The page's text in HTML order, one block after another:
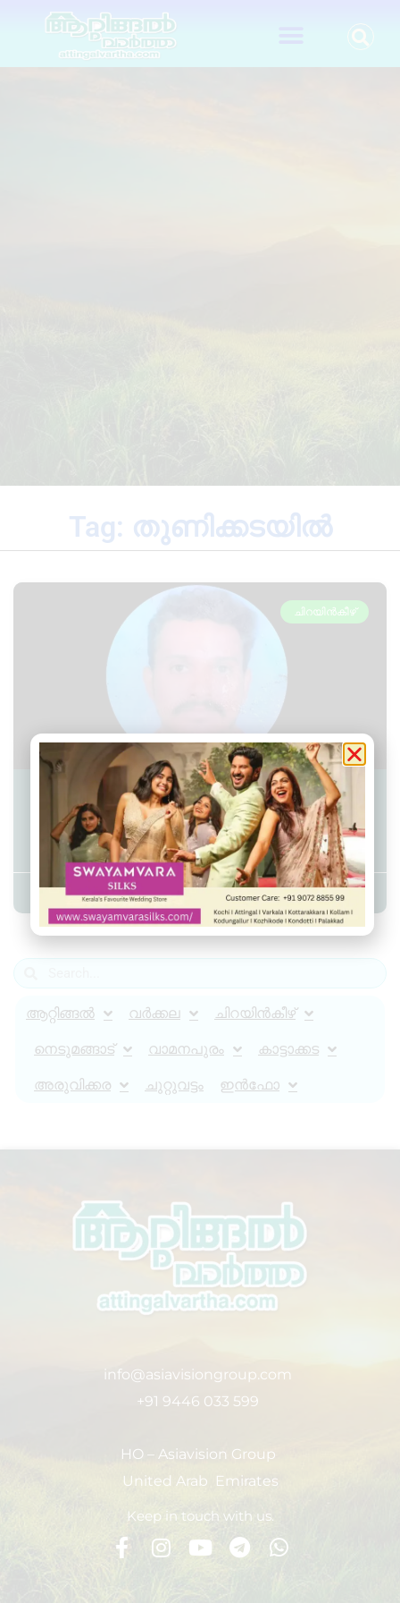
Tag: തുണിക്കടയിൽ
ചിറയിൻകീഴ്
മുതലപ്പൊഴിയിൽ കണ്ടെത്തിയ
മൃതദേഹം തിരിച്ചറിഞ്ഞു
Admin YS May 8, 2024 1:20 pm
ആറ്റിങ്ങൽ വർക്കല ചിറയിൻകീഴ്
നെടുമങ്ങാട് വാമനപുരം കാട്ടാക്കട
അരുവിക്കര ചുറ്റുവട്ടം ഇൻഫോ
info@asiavisiongroup.com
+91 9446 033 599
HO – Asiavision Group
United Arab Emirates
Keep in touch with us.